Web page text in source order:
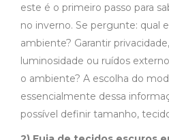
este é o primeiro passo para
no inverno. Se pergunte: qual
ambiente? Garantir
luminosidade ou ruídos
o ambiente? A escolha do
essencialmente dessa
possível definir tamanho,